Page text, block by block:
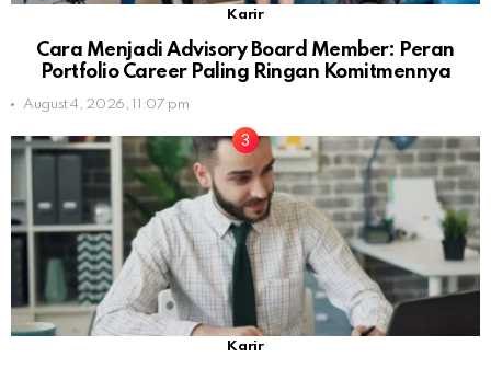
Karir
Cara Menjadi Advisory Board Member: Peran
Portfolio Career Paling Ringan Komitmennya
August 4, 2026, 11:07 pm
Karir